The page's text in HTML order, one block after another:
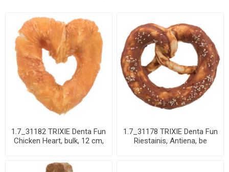
1.7_31182 TRIXIE Denta Fun
Chicken Heart, bulk, 12 cm,
1.7_31178 TRIXIE Denta Fun
Riestainis, Antiena, be